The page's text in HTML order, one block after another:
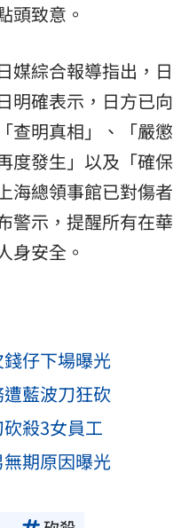
頭致意。
媒綜合報導指出，日
明確表示，日方已向
查明真相」、「嚴懲
度發生」以及「確保
海總領事館已對傷者
警示，提醒所有在華
身安全。
仔下場曝光
藍波刀狂砍
殺3女員工
期原因曝光